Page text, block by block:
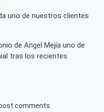
uno de nuestros clientes
de Angel Mejía uno de
tras los recientes
comments